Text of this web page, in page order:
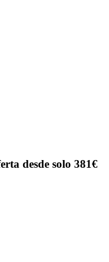
desde solo 381€